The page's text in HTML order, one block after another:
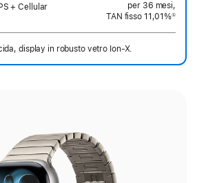
+ Cellular
per 36 mesi,
TAN fisso 11,01%①
display in robusto vetro Ion‑X.